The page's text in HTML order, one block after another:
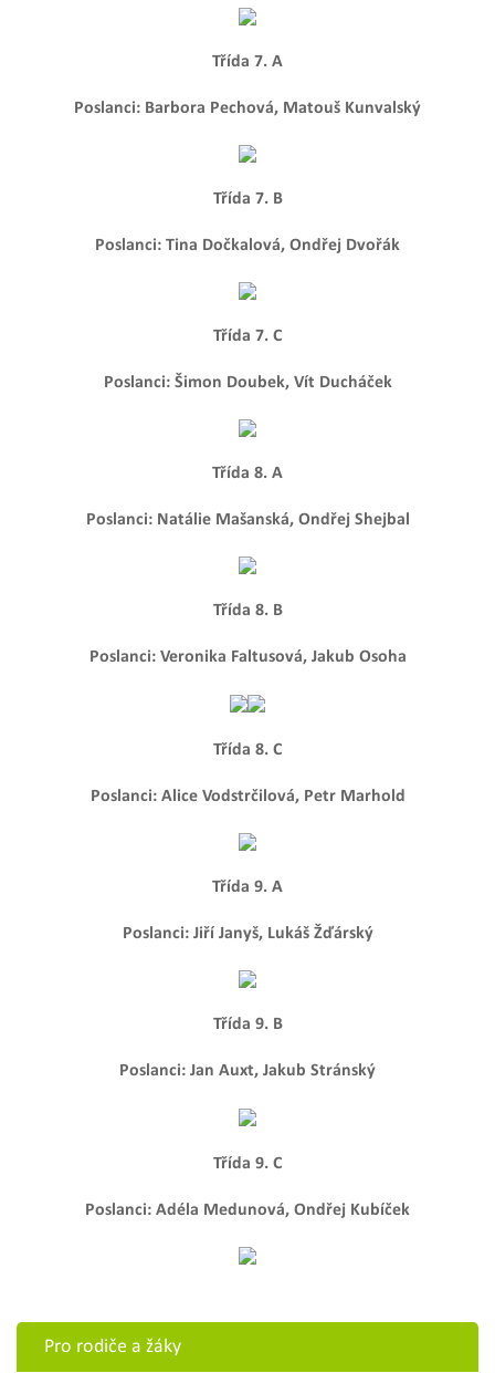
Třída 7. A
Poslanci: Barbora Pechová, Matouš Kunvalský
Třída 7. B
Poslanci: Tina Dočkalová, Ondřej Dvořák
Třída 7. C
Poslanci: Šimon Doubek, Vít Ducháček
Třída 8. A
Poslanci: Natálie Mašanská, Ondřej Shejbal
Třída 8. B
Poslanci: Veronika Faltusová, Jakub Osoha
Třída 8. C
Poslanci: Alice Vodstrčilová, Petr Marhold
Třída 9. A
Poslanci: Jiří Janyš, Lukáš Žďárský
Třída 9. B
Poslanci: Jan Auxt, Jakub Stránský
Třída 9. C
Poslanci: Adéla Medunová, Ondřej Kubíček
Pro rodiče a žáky